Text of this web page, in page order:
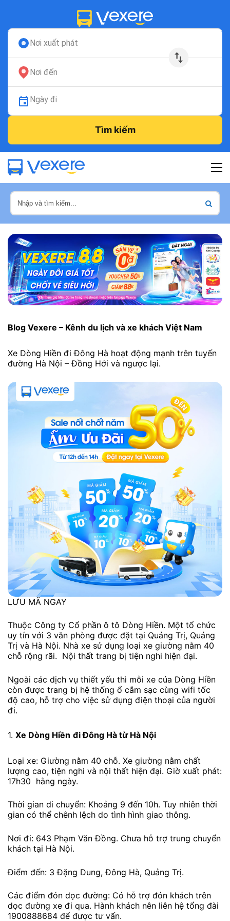
Nơi xuất phát
Nơi đến
Ngày đi
Tìm kiếm
Blog Vexere – Kênh du lịch và xe khách Việt Nam
Xe Dòng Hiền đi Đông Hà hoạt động mạnh trên tuyến
đường Hà Nội – Đồng Hới và ngược lại.
LƯU MÃ NGAY
Thuộc Công ty Cổ phần ô tô Dòng Hiền. Một tổ chức
uy tín với 3 văn phòng được đặt tại Quảng Trị, Quảng
Trị và Hà Nội. Nhà xe sử dụng loại xe giường nằm 40
chỗ rộng rãi. Nội thất trang bị tiện nghi hiện đại.
Ngoài các dịch vụ thiết yếu thì mỗi xe của Dòng Hiền
còn được trang bị hệ thống ổ cắm sạc cùng wifi tốc
độ cao, hỗ trợ cho việc sử dụng điện thoại của người
đi.
1. Xe Dòng Hiền đi Đông Hà từ Hà Nội
Loại xe: Giường nằm 40 chỗ. Xe giường nằm chất
lượng cao, tiện nghi và nội thất hiện đại. Giờ xuất phát:
17h30 hằng ngày.
Thời gian di chuyển: Khoảng 9 đến 10h. Tuy nhiên thời
gian có thể chênh lệch do tình hình giao thông.
Nơi đi: 643 Phạm Văn Đồng. Chưa hỗ trợ trung chuyển
khách tại Hà Nội.
Điểm đến: 3 Đặng Dung, Đông Hà, Quảng Trị.
Các điểm đón dọc đường: Có hỗ trợ đón khách trên
dọc đường xe đi qua. Hành khách nên liên hệ tổng đài
1900888684 để được tư vấn.